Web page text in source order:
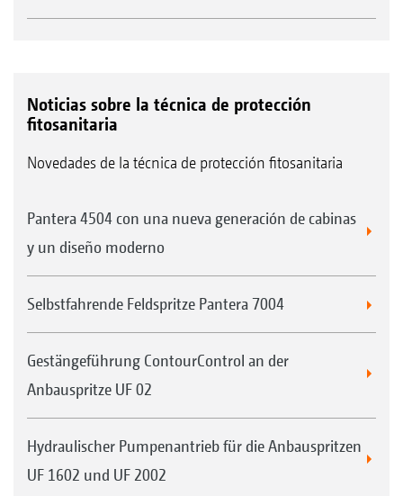
Noticias sobre la técnica de protección
fitosanitaria
Novedades de la técnica de protección fitosanitaria
Pantera 4504 con una nueva generación de cabinas
y un diseño moderno
Selbstfahrende Feldspritze Pantera 7004
Gestängeführung ContourControl an der
Anbauspritze UF 02
Hydraulischer Pumpenantrieb für die Anbauspritzen
UF 1602 und UF 2002